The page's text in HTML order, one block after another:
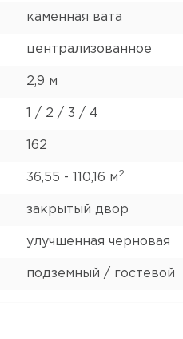
каменная вата
централизованное
2,9 м
1 / 2 / 3 / 4
162
36,55 - 110,16 м2
закрытый двор
улучшенная черновая
подземный / гостевой